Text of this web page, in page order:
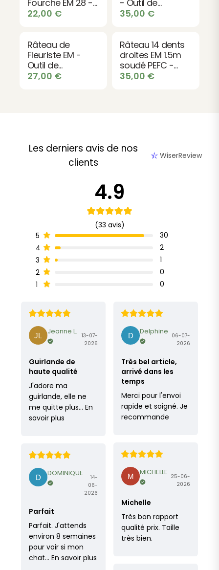
Fourche EM 28 -
Outil de
22,00 €
- Outil de
Jardinage
35,00 €
Râteau de
Fleuriste EM -
Outil de
Jardinage
27,00 €
Râteau 14 dents
droites EM 1.5m
soudé PEFC -
Outil de jardinage
35,00 €
Les derniers avis de nos
clients
WiserReview
4.9
(33 avis)
5
30
4
2
3
1
2
0
1
0
Jeanne L.
13-07-
2026
Guirlande de
haute qualité
J'adore ma
guirlande, elle ne
me quitte plus… En
savoir plus
Delphine 06-07-
2026
Très bel article,
arrivé dans les
temps
Merci pour l'envoi
rapide et soigné. Je
recommande
MICHELLE 25-06-
2026
Michelle
Très bon rapport
qualité prix. Taille
très bien.
DOMINIQUE
14-
06-
2026
Parfait
Parfait. J'attends
environ 8 semaines
pour voir si mon
chat… En savoir plus